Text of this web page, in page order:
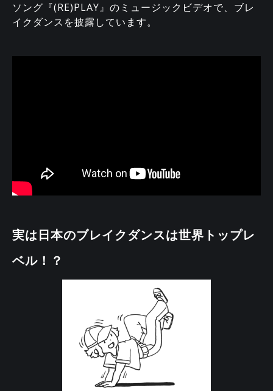
ソング『(RE)PLAY』のミュージックビデオで、ブレ
イクダンスを披露しています。
実は日本のブレイクダンスは世界トップレ
ベル！？